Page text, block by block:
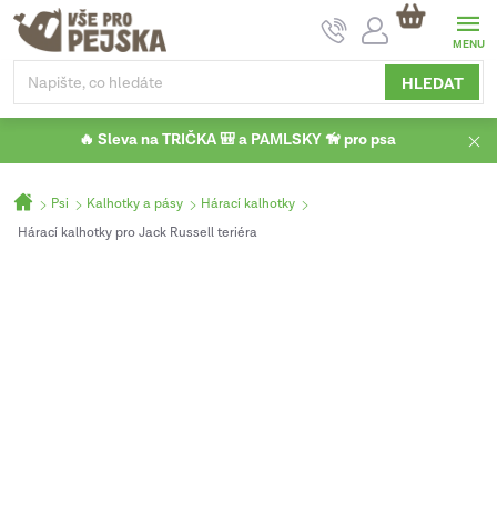
Přejít
obsah
HLEDAT
NÁKUPNÍ
KOŠÍK
🔥 Sleva na TRIČKA 🎒 a PAMLSKY 🦮 pro psa
Domů
Psi Kalhotky a pásy
Hárací kalhotky
Hárací kalhotky pro Jack Russell teriéra